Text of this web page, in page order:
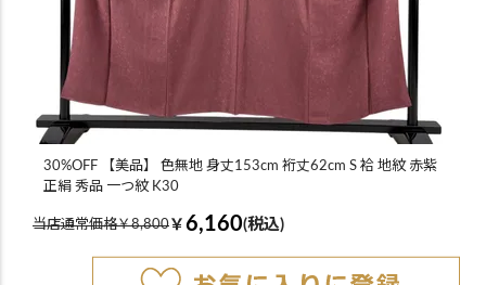
30%OFF 【美品】 色無地 身丈153cm 裄丈62cm S 袷 地紋 赤紫
正絹 秀品 一つ紋 K30
当店通常価格￥8,800￥ 6,160(税込)